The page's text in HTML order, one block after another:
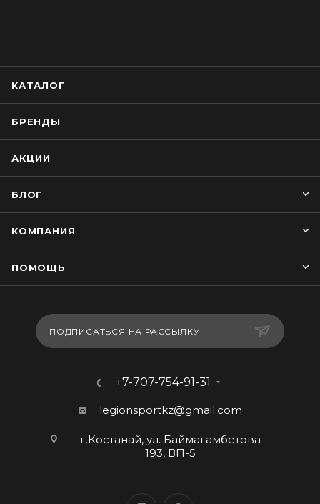
КАТАЛОГ
БРЕНДЫ
АКЦИИ
БЛОГ
КОМПАНИЯ
ПОМОЩЬ
ПОДПИСАТЬСЯ НА РАССЫЛКУ
+7-707-754-91-31
legionsportkz@gmail.com
г.Костанай, ул. Баймагамбетова
193, ВП-5